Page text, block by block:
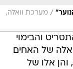
/ מערכת וואלה,
והבימוי
של האחים
והן אלו של